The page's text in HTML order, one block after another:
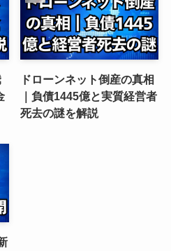
ドローンネット倒産の真相
｜負債1445億と実質経営者
死去の謎を解説